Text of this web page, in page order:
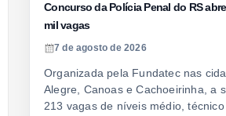
Concurso da Polícia Penal do RS
mil vagas
7 de agosto de 2026
Organizada pela Fundatec nas
Alegre, Canoas e Cachoeirinha, a
213 vagas de níveis médio,